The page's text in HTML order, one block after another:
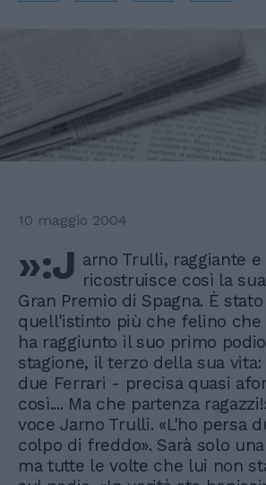
10 maggio 2004
»:J arno Trulli, raggiante
ricostruisce così la
Gran Premio di Spagna. È
quell'istinto più che felino che
ha raggiunto il suo primo
stagione, il terzo della sua
due Ferrari - precisa quasi
così.... Ma che partenza
voce Jarno Trulli. «L'ho persa
colpo di freddo». Sarà solo
ma tutte le volte che lui non